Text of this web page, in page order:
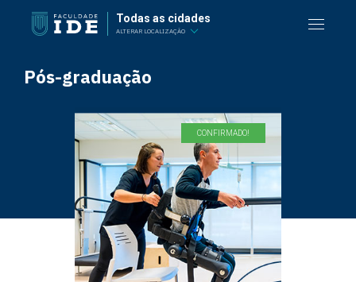
Todas as cidades
ALTERAR LOCALIZAÇÃO
Pós-graduação
CONFIRMADO!